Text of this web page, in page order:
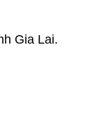
Gia Lai.